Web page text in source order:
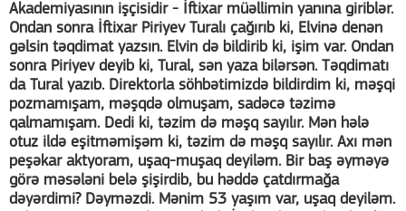
Akademiyasının işçisidir - İftixar müəllimin yanına giriblər.
Ondan sonra İftixar Piriyev Turalı çağırıb ki, Elvinə denən
gəlsin təqdimat yazsın. Elvin də bildirib ki, işim var. Ondan
sonra Piriyev deyib ki, Tural, sən yaza bilərsən. Təqdimatı
da Tural yazıb. Direktorla söhbətimizdə bildirdim ki, məşqi
pozmamışam, məşqdə olmuşam, sadəcə təzimə
qalmamışam. Dedi ki, təzim də məşq sayılır. Mən hələ
otuz ildə eşitməmişəm ki, təzim də məşq sayılır. Axı mən
peşəkar aktyoram, uşaq-muşaq deyiləm. Bir baş əyməyə
görə məsələni belə şişirdib, bu həddə çatdırmağa
dəyərdimi? Dəyməzdi. Mənim 53 yaşım var, uşaq deyiləm.